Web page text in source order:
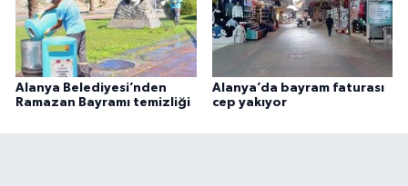
Alanya Belediyesi’nden
Ramazan Bayramı temizliği
Alanya’da bayram faturası
cep yakıyor